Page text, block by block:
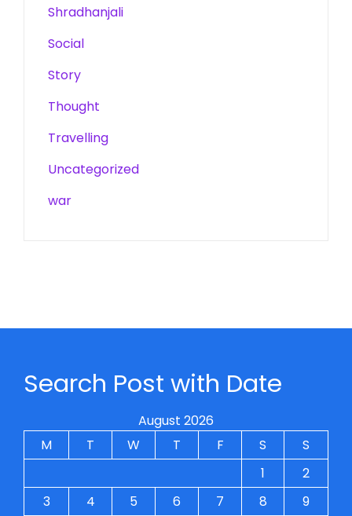
Shradhanjali
Social
Story
Thought
Travelling
Uncategorized
war
Search Post with Date
August 2026
M
T W T F S
S
1
2
3
4 5 6 7 8
9